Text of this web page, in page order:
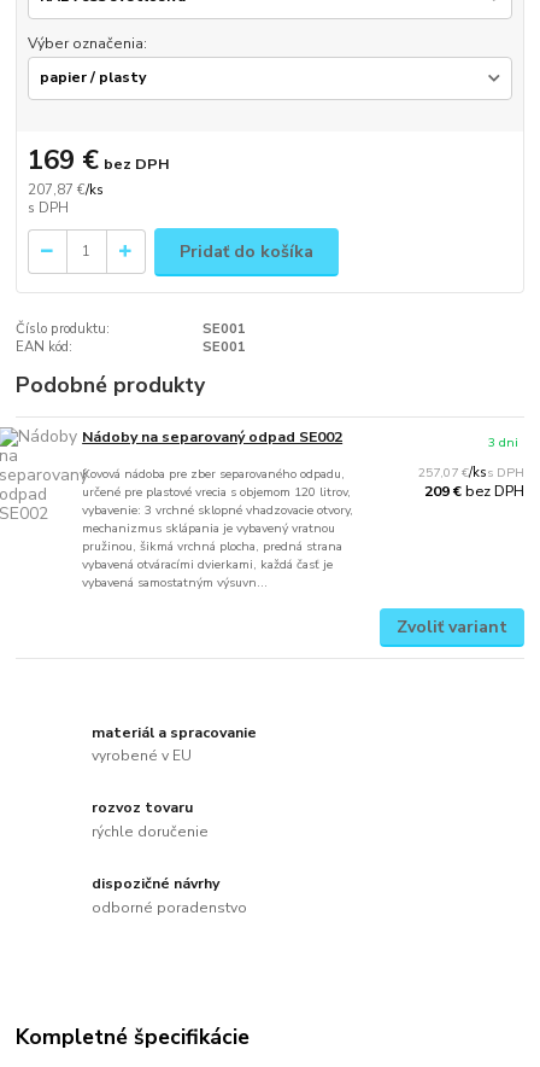
Výber označenia:
207,87 €/ks
169 € bez DPH
Pridať do košíka
Číslo produktu:
SE001
EAN kód:
SE001
Podobné produkty
Nádoby na separovaný odpad SE002
Kovová nádoba pre zber separovaného odpadu,
určené pre plastové vrecia s objemom 120 litrov,
vybavenie: 3 vrchné sklopné vhadzovacie otvory,
mechanizmus sklápania je vybavený vratnou
pružinou, šikmá vrchná plocha, predná strana
vybavená otváracími dvierkami, každá časť je
vybavená samostatným výsuvn...
257,07 €/ks
209 €bez DPH
3 dni
Zvoliť variant
materiál a spracovanie
vyrobené v EU
rozvoz tovaru
rýchle doručenie
dispozičné návrhy
odborné poradenstvo
Kompletné špecifikácie